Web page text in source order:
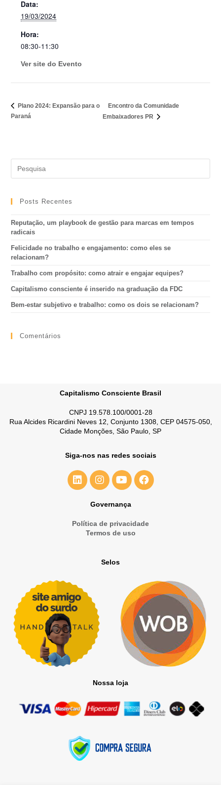
Data:
19/03/2024
Hora:
08:30-11:30
Ver site do Evento
Plano 2024: Expansão para o
Paraná
Encontro da Comunidade
Embaixadores PR
Posts Recentes
Reputação, um playbook de gestão para marcas em tempos
radicais
Felicidade no trabalho e engajamento: como eles se
relacionam?
Trabalho com propósito: como atrair e engajar equipes?
Capitalismo consciente é inserido na graduação da FDC
Bem-estar subjetivo e trabalho: como os dois se relacionam?
Comentários
Capitalismo Consciente Brasil
CNPJ 19.578.100/0001-28
Rua Alcides Ricardini Neves 12, Conjunto 1308, CEP 04575-050,
Cidade Monções, São Paulo, SP
Siga-nos nas redes sociais
Governança
Política de privacidade
Termos de uso
Selos
Nossa loja